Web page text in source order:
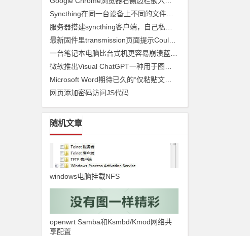
网页添加密码访问JS代码
随机文章
windows电脑挂载NFS
openwrt Samba和Ksmbd/Kmod网络共
享配置